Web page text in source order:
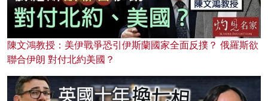
陳文鴻教授：美伊戰爭恐引伊斯蘭國家全面反撲？ 俄羅斯欲
聯合伊朗 對付北約美國？